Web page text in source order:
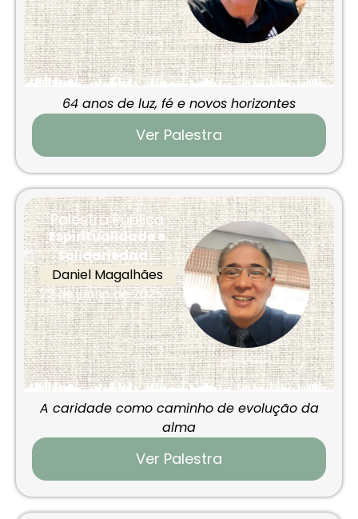
64 anos de luz, fé e novos horizontes
Ver Palestra
Palestra Pública
Espiritualidade e
Solidariedad...
Daniel Magalhães
22 de junho de 2025
A caridade como caminho de evolução da
alma
Ver Palestra